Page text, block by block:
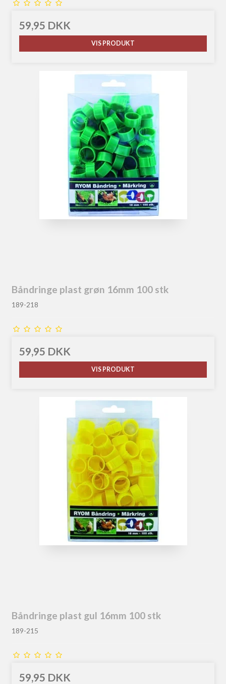
59,95 DKK
VIS PRODUKT
Båndringe plast grøn 16mm 100 stk
189-218
59,95 DKK
VIS PRODUKT
Båndringe plast gul 16mm 100 stk
189-215
59,95 DKK